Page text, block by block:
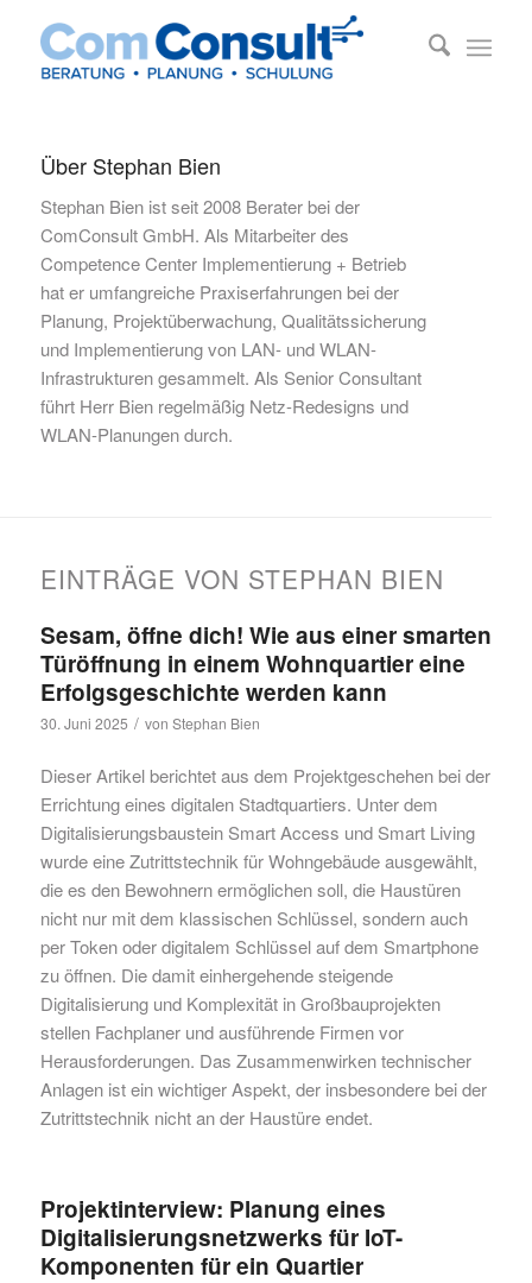
Über Stephan Bien
Stephan Bien ist seit 2008 Berater bei der
ComConsult GmbH. Als Mitarbeiter des
Competence Center Implementierung + Betrieb
hat er umfangreiche Praxiserfahrungen bei der
Planung, Projektüberwachung, Qualitätssicherung
und Implementierung von LAN- und WLAN-
Infrastrukturen gesammelt. Als Senior Consultant
führt Herr Bien regelmäßig Netz-Redesigns und
WLAN-Planungen durch.
EINTRÄGE VON STEPHAN BIEN
Sesam, öffne dich! Wie aus einer smarten
Türöffnung in einem Wohnquartier eine
Erfolgsgeschichte werden kann
30. Juni 2025 / von Stephan Bien
Dieser Artikel berichtet aus dem Projektgeschehen bei der
Errichtung eines digitalen Stadtquartiers. Unter dem
Digitalisierungsbaustein Smart Access und Smart Living
wurde eine Zutrittstechnik für Wohngebäude ausgewählt,
die es den Bewohnern ermöglichen soll, die Haustüren
nicht nur mit dem klassischen Schlüssel, sondern auch
per Token oder digitalem Schlüssel auf dem Smartphone
zu öffnen. Die damit einhergehende steigende
Digitalisierung und Komplexität in Großbauprojekten
stellen Fachplaner und ausführende Firmen vor
Herausforderungen. Das Zusammenwirken technischer
Anlagen ist ein wichtiger Aspekt, der insbesondere bei der
Zutrittstechnik nicht an der Haustüre endet.
Projektinterview: Planung eines
Digitalisierungsnetzwerks für IoT-
Komponenten für ein Quartier